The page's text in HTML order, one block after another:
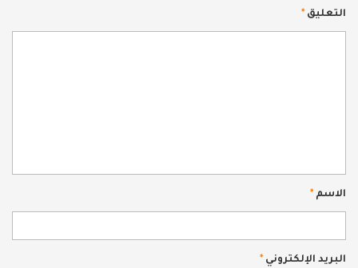
التعليق*
الاسم*
البريد الإلكتروني*